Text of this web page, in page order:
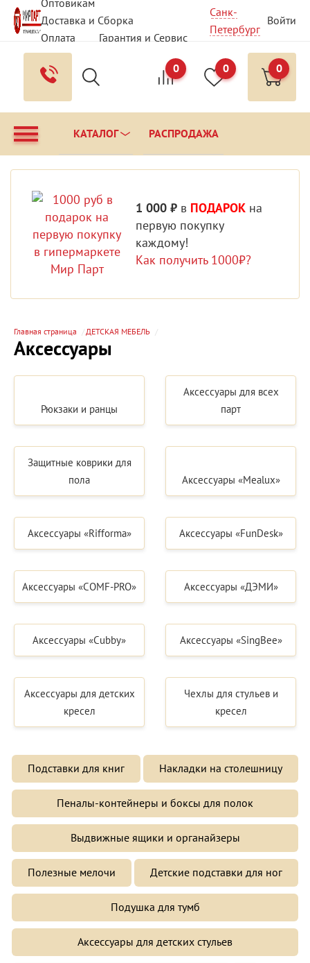
Оптовикам
Доставка и Сборка
Оплата
Гарантия и Сервис
Вопрос - Ответ
Контакты
Санк-
Петербург
Войти
0 0 0
КАТАЛОГ РАСПРОДАЖА
1 000 ₽ в ПОДАРОК на
первую покупку
каждому!
Как получить 1000₽?
Главная страница ДЕТСКАЯ МЕБЕЛЬ
Аксессуары
Рюкзаки и ранцы
Аксессуары для всех
парт
Защитные коврики для
пола
Аксессуары «Mealux»
Аксессуары «Rifforma» Аксессуары «FunDesk»
Аксессуары «COMF-PRO» Аксессуары «ДЭМИ»
Аксессуары «Cubby» Аксессуары «SingBee»
Аксессуары для детских
кресел
Чехлы для стульев и
кресел
Подставки для книг Накладки на столешницу
Пеналы-контейнеры и боксы для полок
Выдвижные ящики и органайзеры
Полезные мелочи Детские подставки для ног
Подушка для тумб
Аксессуары для детских стульев